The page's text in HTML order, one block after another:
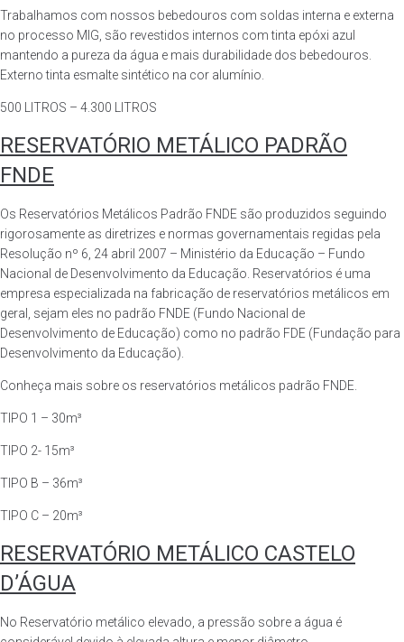
Trabalhamos com nossos bebedouros com soldas interna e externa
no processo MIG, são revestidos internos com tinta epóxi azul
mantendo a pureza da água e mais durabilidade dos bebedouros.
Externo tinta esmalte sintético na cor alumínio.
500 LITROS – 4.300 LITROS
RESERVATÓRIO METÁLICO PADRÃO
FNDE
Os Reservatórios Metálicos Padrão FNDE são produzidos seguindo
rigorosamente as diretrizes e normas governamentais regidas pela
Resolução nº 6, 24 abril 2007 – Ministério da Educação – Fundo
Nacional de Desenvolvimento da Educação. Reservatórios é uma
empresa especializada na fabricação de reservatórios metálicos em
geral, sejam eles no padrão FNDE (Fundo Nacional de
Desenvolvimento de Educação) como no padrão FDE (Fundação para
Desenvolvimento da Educação).
Conheça mais sobre os reservatórios metálicos padrão FNDE.
TIPO 1 – 30m³
TIPO 2- 15m³
TIPO B – 36m³
TIPO C – 20m³
RESERVATÓRIO METÁLICO CASTELO
D’ÁGUA
No Reservatório metálico elevado, a pressão sobre a água é